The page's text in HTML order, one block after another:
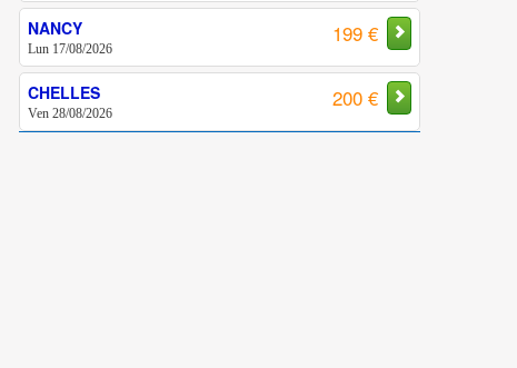
NANCY
Lun 17/08/2026
199 €
CHELLES
Ven 28/08/2026
200 €